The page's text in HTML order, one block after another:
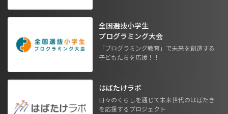
全国選抜小学生
プログラミング大会
「プログラミング教育」で未来を創造する
子どもたちを応援！！
はばたけラボ
日々のくらしを通じて未来世代のはばたき
を応援するプロジェクト